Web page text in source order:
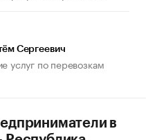
иначе». Как живет глава
Сергеевич
услуг по перевозкам
в